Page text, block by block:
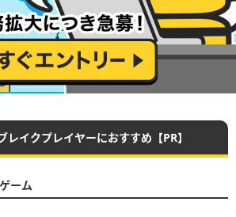
レイクプレイヤーにおすすめ【PR】
ーム